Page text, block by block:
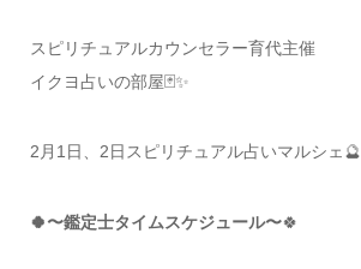
スピリチュアルカウンセラー育代主催
イクヨ占いの部屋🃏✨
2月1日、2日スピリチュアル占いマルシェ🔮
🍀〜鑑定士タイムスケジュール〜🍀